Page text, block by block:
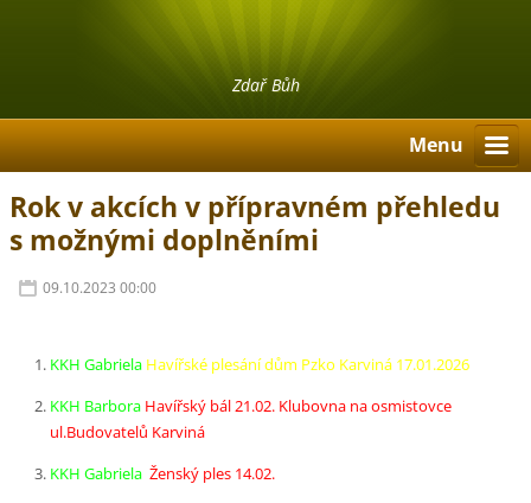
Zdař Bůh
Menu
Rok v akcích v přípravném přehledu
s možnými doplněními
09.10.2023 00:00
KKH Gabriela Havířské plesání dům Pzko Karviná 17.01.2026
KKH Barbora Havířský bál 21.02. Klubovna na osmistovce
ul.Budovatelů Karviná
KKH GabrielaŽenský ples 14.02.